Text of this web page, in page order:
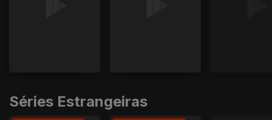
Séries Estrangeiras